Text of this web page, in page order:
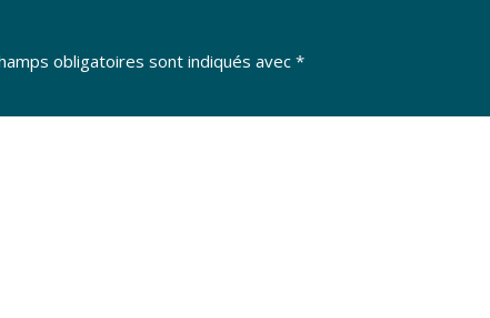
obligatoires sont indiqués avec *